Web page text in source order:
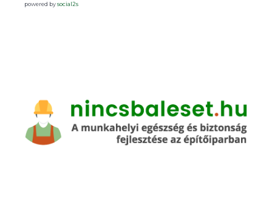
powered bysocial2s